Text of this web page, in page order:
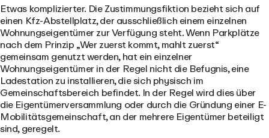
Etwas komplizierter. Die Zustimmungsfiktion bezieht sich auf
einen Kfz-Abstellplatz, der ausschließlich einem einzelnen
Wohnungseigentümer zur Verfügung steht. Wenn Parkplätze
nach dem Prinzip „Wer zuerst kommt, mahlt zuerst“
gemeinsam genutzt werden, hat ein einzelner
Wohnungseigentümer in der Regel nicht die Befugnis, eine
Ladestation zu installieren, die sich physisch im
Gemeinschaftsbereich befindet. In der Regel wird dies über
die Eigentümerversammlung oder durch die Gründung einer E-
Mobilitätsgemeinschaft, an der mehrere Eigentümer beteiligt
sind, geregelt.